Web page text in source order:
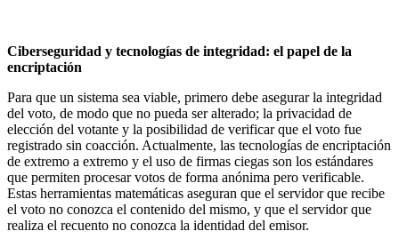
Ciberseguridad y tecnologías de integridad: el papel de la
encriptación
Para que un sistema sea viable, primero debe asegurar la integridad
del voto, de modo que no pueda ser alterado; la privacidad de
elección del votante y la posibilidad de verificar que el voto fue
registrado sin coacción. Actualmente, las tecnologías de encriptación
de extremo a extremo y el uso de firmas ciegas son los estándares
que permiten procesar votos de forma anónima pero verificable.
Estas herramientas matemáticas aseguran que el servidor que recibe
el voto no conozca el contenido del mismo, y que el servidor que
realiza el recuento no conozca la identidad del emisor.